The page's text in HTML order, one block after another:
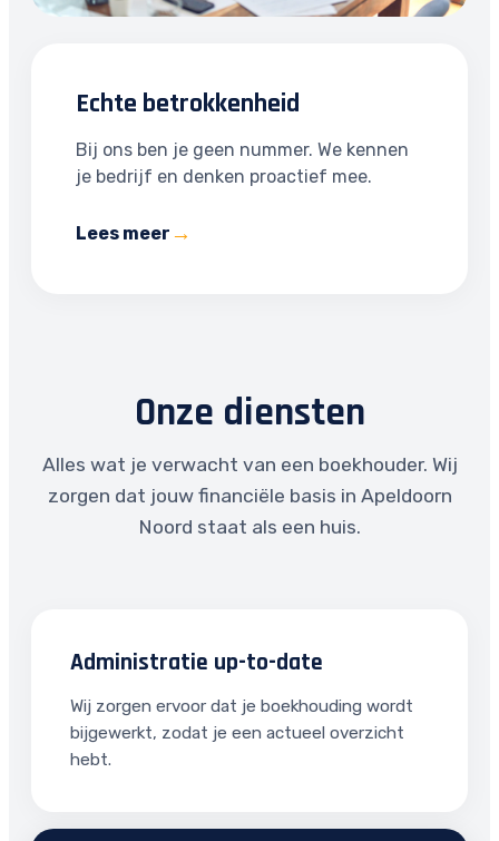
Echte betrokkenheid
Bij ons ben je geen nummer. We kennen
je bedrijf en denken proactief mee.
Lees meer
Onze diensten
Alles wat je verwacht van een boekhouder. Wij
zorgen dat jouw financiële basis in Apeldoorn
Noord staat als een huis.
Administratie up-to-date
Wij zorgen ervoor dat je boekhouding wordt
bijgewerkt, zodat je een actueel overzicht
hebt.